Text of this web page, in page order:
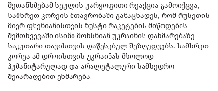
შეთანხმებამ სეულის უარყოფითი რეაქცია გამოიქცვა,
სამხრეთ კორეის მთავრობაში განაცხადეს, რომ რუსეთის
მიერ ფხენიანისთვის ზუსტი რაკეტების მიწოდების
შემთხვევაში ისინი მოხსნიან უკრაინის დახმარებაზე
საკუთარი თავისთვის დაწესებულ შეზღუდვებს. სამხრეთ
კორეა ამ დროისთვის უკრაინას მხოლოდ
ჰუმანიტარულად და არალეტალური სამხედრო
შეიარაღებით ეხმარება.